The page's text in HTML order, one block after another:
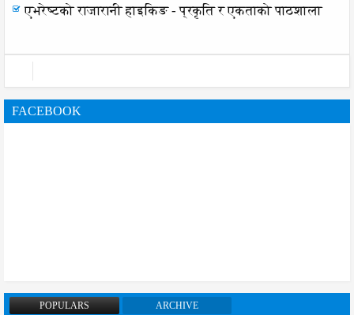
एभरेष्टको राजारानी हाइकिङ - प्रकृति र एकताको पाठशाला
FACEBOOK
POPULARS ARCHIVE